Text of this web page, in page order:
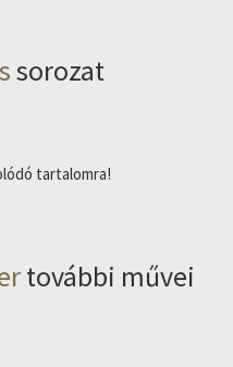
sorozat
tartalomra!
további művei